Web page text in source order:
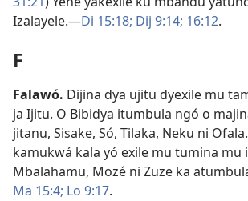
Izalayele.—Di 15:18; Dij 9:14; 16:12.
F
Falawó. Dijina dya ujitu dyexile mu
ja Ijitu. O Bibidya itumbula ngó o
jitanu, Sisake, Só, Tilaka, Neku ni
kamukwá kala yó exile mu tumina mu
Mbalahamu, Mozé ni Zuze ka
Ma 15:4; Lo 9:17.